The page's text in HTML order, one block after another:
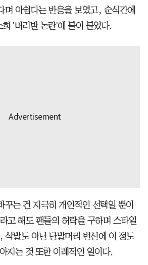
며 아쉽다는 반응을 보였고, 순식간에
'머리발 논란'에 불이 붙었다.
꾸는 건 지극히 개인적인 선택일 뿐이
고 해도 팬들의 허락을 구하며 스타일
삭발도 아닌 단발머리 변신에 이 정도
지는 것 또한 이례적인 일이다.